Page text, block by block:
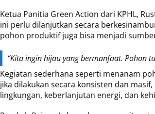
Ketua Panitia Green Action dari KPHL,
ini perlu dilanjutkan secara
pohon produktif juga bisa menjadi
“Kita ingin hijau yang bermanfaat. Pohon
Kegiatan sederhana seperti menanam
jika dilakukan secara konsisten dan
lingkungan, keberlanjutan energi, dan